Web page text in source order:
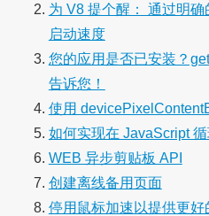
为 V8 提个醒： 通过明
启动速度
您的应用是否已安装？
告诉您！
使用
如何实现在 JavaScript
WEB 异步剪贴板 API
创建离线备用页面
停用鼠标加速以提供更